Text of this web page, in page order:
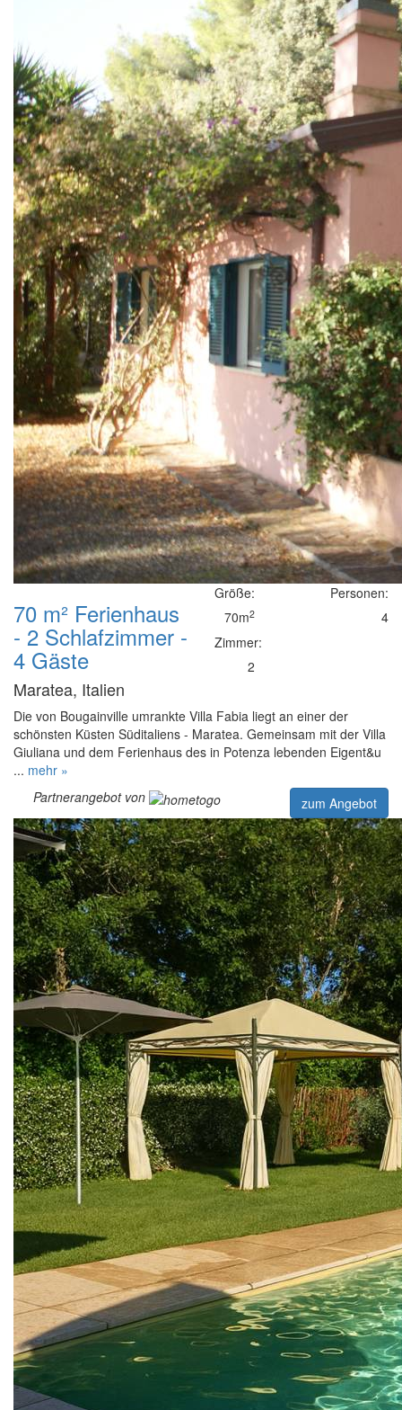
70 m² Ferienhaus
- 2 Schlafzimmer -
4 Gäste
Maratea, Italien
Größe:
70m2
Zimmer:
2
Personen:
4
Die von Bougainville umrankte Villa Fabia liegt an einer der
schönsten Küsten Süditaliens - Maratea. Gemeinsam mit der Villa
Giuliana und dem Ferienhaus des in Potenza lebenden Eigent&u
... mehr »
Partnerangebot von
zum Angebot